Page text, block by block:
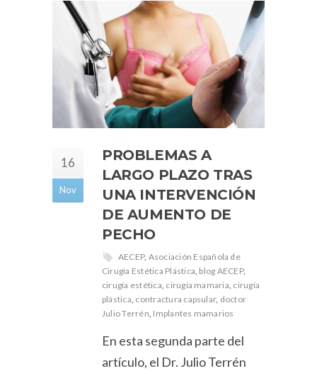
16
Nov
PROBLEMAS A
LARGO PLAZO TRAS
UNA INTERVENCIÓN
DE AUMENTO DE
PECHO
AECEP, Asociación Española de
Cirugía Estética Plástica, blog AECEP,
cirugía estética, cirugía mamaria, cirugía
plástica, contractura capsular, doctor
Julio Terrén, Implantes mamarios
En esta segunda parte del
artículo, el Dr. Julio Terrén